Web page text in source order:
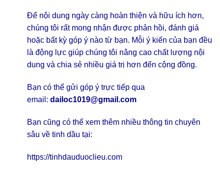
Để nội dung ngày càng hoàn thiện và hữu ích hơn,
chúng tôi rất mong nhận được phản hồi, đánh giá
hoặc bất kỳ góp ý nào từ bạn. Mỗi ý kiến của bạn đều
là động lực giúp chúng tôi nâng cao chất lượng nội
dung và chia sẻ nhiều giá trị hơn đến cộng đồng.
Bạn có thể gửi góp ý trực tiếp qua
email: dailoc1019@gmail.com
Bạn cũng có thể xem thêm nhiều thông tin chuyên
sâu về tinh dầu tại:
https://tinhdauduoclieu.com